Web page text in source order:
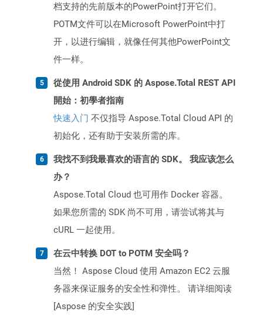
档支持的先前版本的PowerPoint打开它们。
POTM文件可以在Microsoft PowerPoint中打
开，以进行编辑，就像任何其他PowerPoint文
件一样。
從使用 Android SDK 的 Aspose.Total REST API
開始：初學者指南
快速入门 不仅指导 Aspose.Total Cloud API 的
初始化，还有助于安装所需的库。
我找不到我最喜欢的语言的 SDK。 我应该怎么
办？
Aspose.Total Cloud 也可用作 Docker 容器。
如果您所需的 SDK 尚不可用，请尝试将其与
cURL 一起使用。
在云中转换 DOT to POTM 安全吗？
当然！ Aspose Cloud 使用 Amazon EC2 云服
务器来保证服务的安全性和弹性。 请详细阅读
[Aspose 的安全实践]